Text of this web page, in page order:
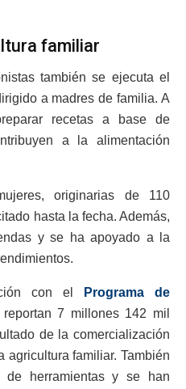
familiar
también se ejecuta el
a madres de familia. A
recetas a base de
a la alimentación
originarias de 110
hasta la fecha. Además,
y se ha apoyado a la
con el
Programa de
7 millones 142 mil
de la comercialización
agricultura familiar. También
herramientas y se han